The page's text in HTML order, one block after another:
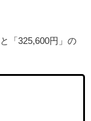
「325,600円」の